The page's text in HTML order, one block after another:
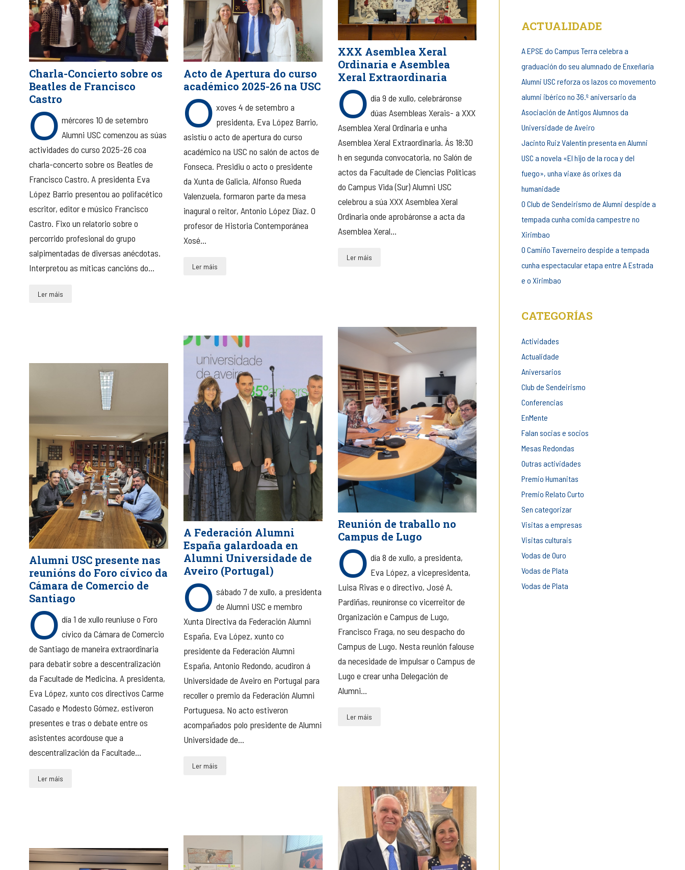
Charla-Concierto sobre os
Beatles de Francisco
Castro
O mércores 10 de setembro
Alumni USC comenzou as súas
actividades do curso 2025-26 coa
charla-concerto sobre os Beatles de
Francisco Castro. A presidenta Eva
López Barrio presentou ao polifacético
escritor, editor e músico Francisco
Castro. Fixo un relatorio sobre o
percorrido profesional do grupo
salpimentadas de diversas anécdotas.
Interpretou as míticas cancións do...
Ler máis
Acto de Apertura do curso
académico 2025-26 na USC
O xoves 4 de setembro a
presidenta, Eva López Barrio,
asistíu o acto de apertura do curso
académico na USC no salón de actos de
Fonseca. Presidiu o acto o presidente
da Xunta de Galicia, Alfonso Rueda
Valenzuela, formaron parte da mesa
inagural o reitor, Antonio López Díaz. O
profesor de Historia Contemporánea
Xosé...
Ler máis
XXX Asemblea Xeral
Ordinaria e Asemblea
Xeral Extraordinaria
O día 9 de xullo, celebráronse
dúas Asembleas Xerais- a XXX
Asemblea Xeral Ordinaria e unha
Asemblea Xeral Extraordinaria. Ás 18:30
h en segunda convocatoria, no Salón de
actos da Facultade de Ciencias Políticas
do Campus Vida (Sur) Alumni USC
celebrou a súa XXX Asemblea Xeral
Ordinaria onde aprobáronse a acta da
Asemblea Xeral...
Ler máis
Reunión de traballo no
Campus de Lugo
O día 8 de xullo, a presidenta,
Eva López, a vicepresidenta,
Luisa Rivas e o directivo, José A.
Pardiñas, reuníronse co vicerreitor de
Organización e Campus de Lugo,
Francisco Fraga, no seu despacho do
Campus de Lugo. Nesta reunión falouse
da necesidade de impulsar o Campus de
Lugo e crear unha Delegación de
Alumni...
Ler máis
A Federación Alumni
España galardoada en
Alumni Universidade de
Aveiro (Portugal)
O sábado 7 de xullo, a presidenta
de Alumni USC e membro
Xunta Directiva da Federación Alumni
España, Eva López, xunto co
presidente da Federación Alumni
España, Antonio Redondo, acudiron á
Universidade de Aveiro en Portugal para
recoller o premio da Federación Alumni
Portuguesa. No acto estiveron
acompañados polo presidente de Alumni
Universidade de...
Ler máis
Alumni USC presente nas
reunións do Foro cívico da
Cámara de Comercio de
Santiago
O día 1 de xullo reuniuse o Foro
cívico da Cámara de Comercio
de Santiago de maneira extraordinaria
para debatir sobre a descentralización
da Facultade de Medicina. A presidenta,
Eva López, xunto cos directivos Carme
Casado e Modesto Gómez, estiveron
presentes e tras o debate entre os
asistentes acordouse que a
descentralización da Facultade...
Ler máis
ACTUALIDADE
A EPSE do Campus Terra celebra a
graduación do seu alumnado de Enxeñaría
Alumni USC reforza os lazos co movemento
alumni ibérico no 36.º aniversario da
Asociación de Antigos Alumnos da
Universidade de Aveiro
Jacinto Ruiz Valentín presenta en Alumni
USC a novela «El hijo de la roca y del
fuego», unha viaxe ás orixes da
humanidade
O Club de Sendeirismo de Alumni despide a
tempada cunha comida campestre no
Xirimbao
O Camiño Taverneiro despide a tempada
cunha espectacular etapa entre A Estrada
e o Xirimbao
CATEGORÍAS
Actividades
Actualidade
Aniversarios
Club de Sendeirismo
Conferencias
EnMente
Falan socias e socios
Mesas Redondas
Outras actividades
Premio Humanitas
Premio Relato Curto
Sen categorizar
Visitas a empresas
Visitas culturais
Vodas de Ouro
Vodas de Plata
Vodas de Plata